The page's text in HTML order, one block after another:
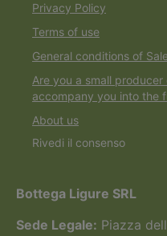
Privacy Policy
Terms of use
General conditions of
Are you a small
accompany you into the
About us
Rivedi il consenso
Bottega Ligure SRL
Sede Legale: Piazza